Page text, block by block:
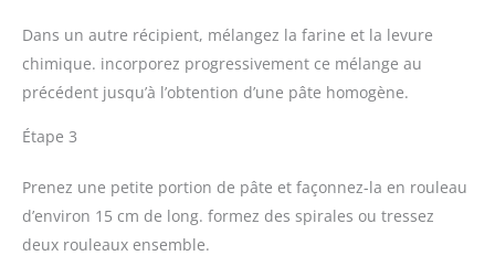
Dans un autre récipient, mélangez la farine et la levure
chimique. incorporez progressivement ce mélange au
précédent jusqu’à l’obtention d’une pâte homogène.
Étape 3
Prenez une petite portion de pâte et façonnez-la en rouleau
d’environ 15 cm de long. formez des spirales ou tressez
deux rouleaux ensemble.